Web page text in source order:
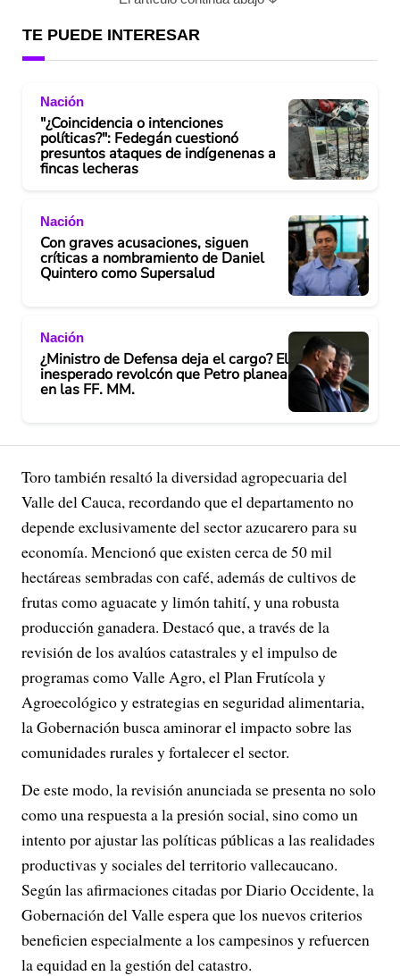
TE PUEDE INTERESAR
Nación
"¿Coincidencia o intenciones
políticas?": Fedegán cuestionó
presuntos ataques de indígenenas a
fincas lecheras
Nación
Con graves acusaciones, siguen
críticas a nombramiento de Daniel
Quintero como Supersalud
Nación
¿Ministro de Defensa deja el cargo? El
inesperado revolcón que Petro planea
en las FF. MM.
Toro también resaltó la diversidad agropecuaria del
Valle del Cauca, recordando que el departamento no
depende exclusivamente del sector azucarero para su
economía. Mencionó que existen cerca de 50 mil
hectáreas sembradas con café, además de cultivos de
frutas como aguacate y limón tahití, y una robusta
producción ganadera. Destacó que, a través de la
revisión de los avalúos catastrales y el impulso de
programas como Valle Agro, el Plan Frutícola y
Agroecológico y estrategias en seguridad alimentaria,
la Gobernación busca aminorar el impacto sobre las
comunidades rurales y fortalecer el sector.
De este modo, la revisión anunciada se presenta no solo
como una respuesta a la presión social, sino como un
intento por ajustar las políticas públicas a las realidades
productivas y sociales del territorio vallecaucano.
Según las afirmaciones citadas por Diario Occidente, la
Gobernación del Valle espera que los nuevos criterios
beneficien especialmente a los campesinos y refuercen
la equidad en la gestión del catastro.